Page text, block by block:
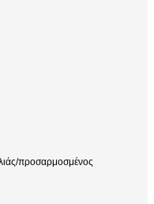
προσαρμοσμένος